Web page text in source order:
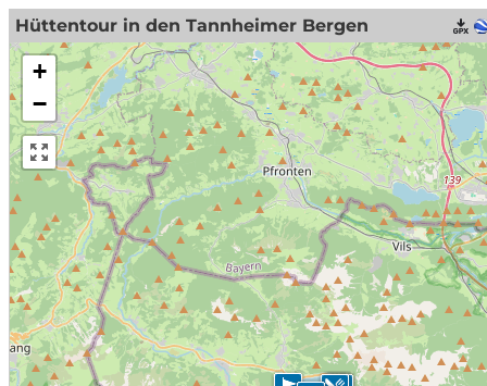
Hüttentour in den Tannheimer Bergen
+
−